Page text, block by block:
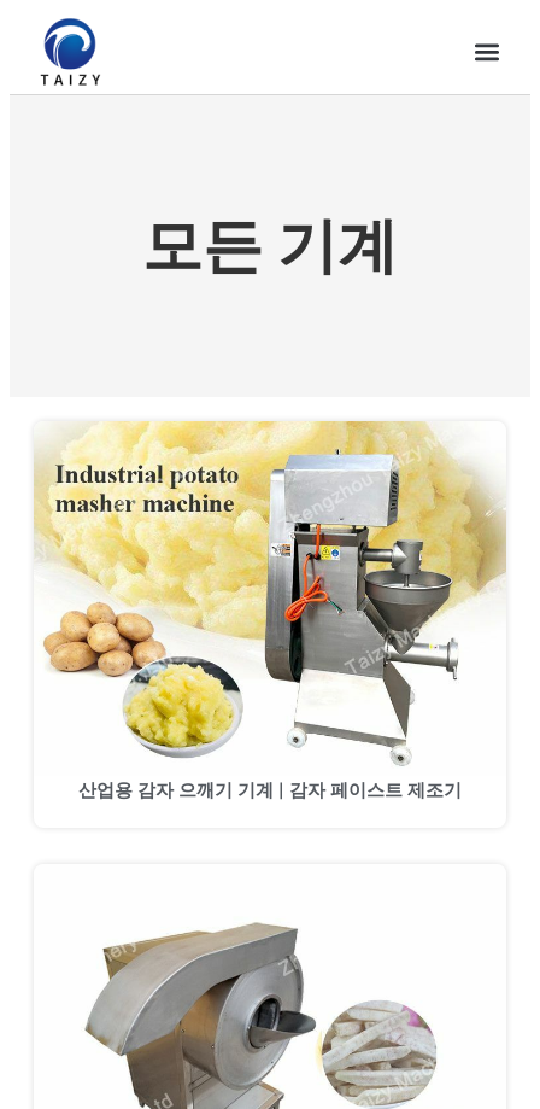
모든 기계
산업용 감자 으깨기 기계 | 감자 페이스트 제조기